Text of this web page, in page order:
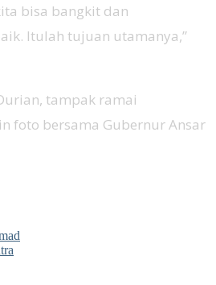
bisa bangkit dan
Itulah tujuan utamanya,”
tampak ramai
foto bersama Gubernur Ansar